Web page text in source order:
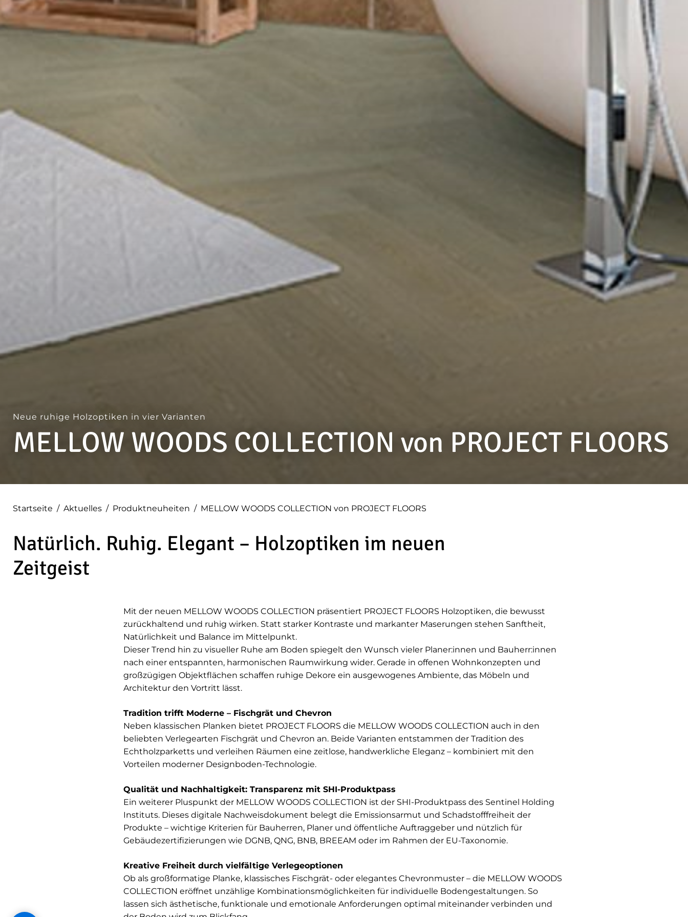
Neue ruhige Holzoptiken in vier Varianten
MELLOW WOODS COLLECTION von PROJECT FLOORS
Startseite / Aktuelles / Produktneuheiten / MELLOW WOODS COLLECTION von PROJECT FLOORS
Natürlich. Ruhig. Elegant – Holzoptiken im neuen
Zeitgeist
Mit der neuen MELLOW WOODS COLLECTION präsentiert PROJECT FLOORS Holzoptiken, die bewusst
zurückhaltend und ruhig wirken. Statt starker Kontraste und markanter Maserungen stehen Sanftheit,
Natürlichkeit und Balance im Mittelpunkt.
Dieser Trend hin zu visueller Ruhe am Boden spiegelt den Wunsch vieler Planer:innen und Bauherr:innen
nach einer entspannten, harmonischen Raumwirkung wider. Gerade in offenen Wohnkonzepten und
großzügigen Objektflächen schaffen ruhige Dekore ein ausgewogenes Ambiente, das Möbeln und
Architektur den Vortritt lässt.
Tradition trifft Moderne – Fischgrät und Chevron
Neben klassischen Planken bietet PROJECT FLOORS die MELLOW WOODS COLLECTION auch in den
beliebten Verlegearten Fischgrät und Chevron an. Beide Varianten entstammen der Tradition des
Echtholzparketts und verleihen Räumen eine zeitlose, handwerkliche Eleganz – kombiniert mit den
Vorteilen moderner Designboden-Technologie.
Qualität und Nachhaltigkeit: Transparenz mit SHI-Produktpass
Ein weiterer Pluspunkt der MELLOW WOODS COLLECTION ist der SHI-Produktpass des Sentinel Holding
Instituts. Dieses digitale Nachweisdokument belegt die Emissionsarmut und Schadstofffreiheit der
Produkte – wichtige Kriterien für Bauherren, Planer und öffentliche Auftraggeber und nützlich für
Gebäudezertifizierungen wie DGNB, QNG, BNB, BREEAM oder im Rahmen der EU-Taxonomie.
Kreative Freiheit durch vielfältige Verlegeoptionen
Ob als großformatige Planke, klassisches Fischgrät- oder elegantes Chevronmuster – die MELLOW WOODS
COLLECTION eröffnet unzählige Kombinationsmöglichkeiten für individuelle Bodengestaltungen. So
lassen sich ästhetische, funktionale und emotionale Anforderungen optimal miteinander verbinden und